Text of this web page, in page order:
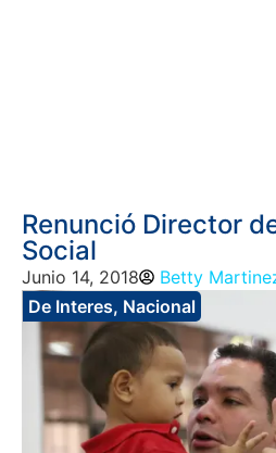
Renunció Director
Social
Junio 14, 2018
Betty
De Interes, Nacional